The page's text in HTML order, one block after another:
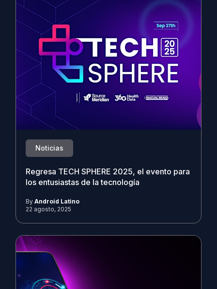
Noticias
Regresa TECH SPHERE 2025, el evento para
los entusiastas de la tecnología
By Android Latino
22 agosto, 2025